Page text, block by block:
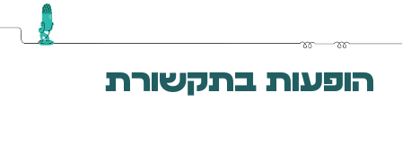
הופעות בתקשורת